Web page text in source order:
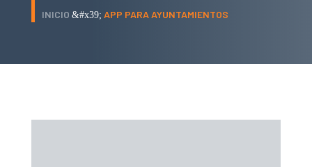
INICIO &#x39; APP PARA AYUNTAMIENTOS